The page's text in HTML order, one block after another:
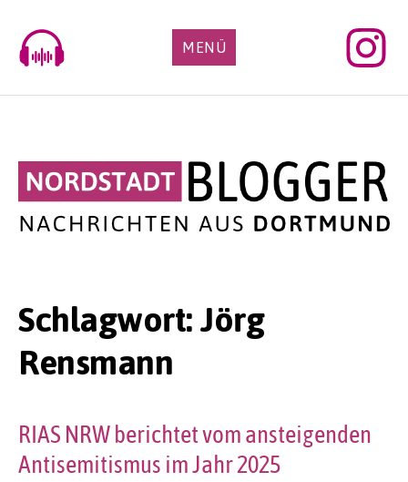
content
MENÜ
Schlagwort:Jörg
Rensmann
RIAS NRW berichtet vom ansteigenden
Antisemitismus im Jahr 2025